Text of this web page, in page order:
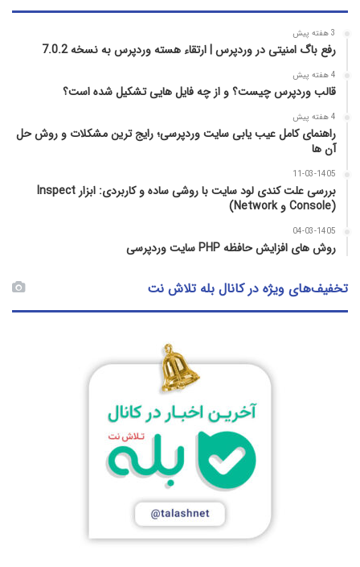
3 هفته پیش
رفع باگ امنیتی در وردپرس | ارتقاء هسته وردپرس به نسخه 7.0.2
4 هفته پیش
قالب وردپرس چیست؟ و از چه فایل­ هایی تشکیل شده است؟
4 هفته پیش
راهنمای کامل عیب‌ یابی سایت وردپرسی؛ رایج‌ ترین مشکلات و روش حل
آن‌ ها
11-03-1405
بررسی علت کندی لود سایت با روشی ساده و کاربردی: ابزار Inspect
(Console و Network)
04-03-1405
روش‌ های افزایش حافظه PHP سایت وردپرسی
تخفیف‌های ویژه در کانال بله تلاش نت